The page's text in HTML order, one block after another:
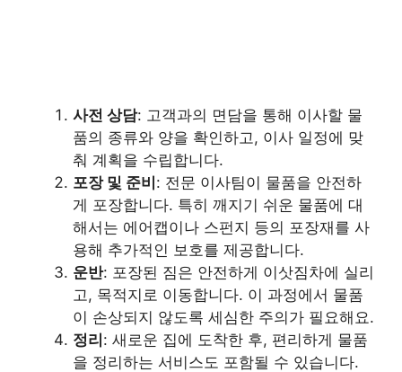
사전 상담: 고객과의 면담을 통해 이사할 물
품의 종류와 양을 확인하고, 이사 일정에 맞
춰 계획을 수립합니다.
포장 및 준비: 전문 이사팀이 물품을 안전하
게 포장합니다. 특히 깨지기 쉬운 물품에 대
해서는 에어캡이나 스펀지 등의 포장재를 사
용해 추가적인 보호를 제공합니다.
운반: 포장된 짐은 안전하게 이삿짐차에 실리
고, 목적지로 이동합니다. 이 과정에서 물품
이 손상되지 않도록 세심한 주의가 필요해요.
정리: 새로운 집에 도착한 후, 편리하게 물품
을 정리하는 서비스도 포함될 수 있습니다.